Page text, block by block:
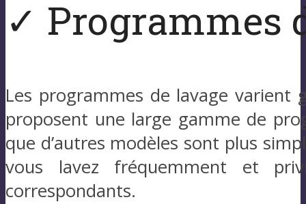
✓ Programmes
Les programmes de lavage varient
proposent une large gamme de
que d’autres modèles sont plus
vous lavez fréquemment et
correspondants.